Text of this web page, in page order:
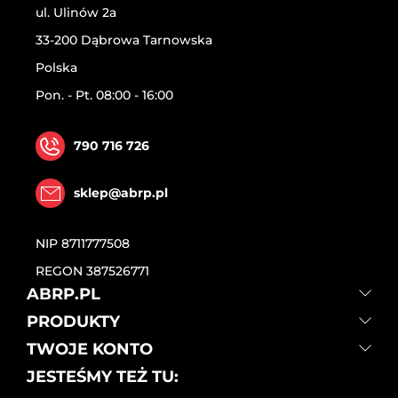
ul. Ulinów 2a
33-200 Dąbrowa Tarnowska
Polska
Pon. - Pt. 08:00 - 16:00
790 716 726
sklep@abrp.pl
NIP 8711777508
REGON 387526771
ABRP.PL
PRODUKTY
TWOJE KONTO
JESTEŚMY TEŻ TU: